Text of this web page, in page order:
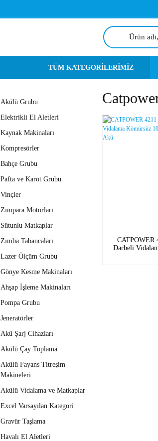
TÜM KATEGORİLERİMİZ
Akülü Grubu
Elektrikli El Aletleri
Kaynak Makinaları
Kompresörler
Bahçe Grubu
Pafta ve Karot Grubu
Vinçler
Zımpara Motorları
Sütunlu Matkaplar
Zımba Tabancaları
Lazer Ölçüm Grubu
Gönye Kesme Makinaları
Ahşap İşleme Makinaları
Pompa Grubu
Jeneratörler
Akü Şarj Cihazları
Akülü Çay Toplama
Akülü Fayans Titreşim
Makineleri
Akülü Vidalama ve Matkaplar
Excel Varsayılan Kategori
Gravür Taşlama
Havalı El Aletleri
CATPOWER
Darbeli